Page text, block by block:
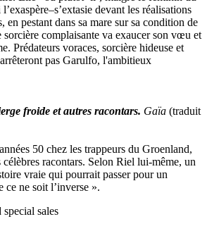
devant les réalisations
en pestant dans sa mare sur sa condition de
sorcière complaisante va exaucer son vœu et
Prédateurs voraces, sorcière hideuse et
pas Garulfo, l'ambitieux
froide et autres racontars. Gaïa (traduit
50 chez les trappeurs du Groenland,
racontars. Selon Riel lui-même, un
vraie qui pourrait passer pour un
ce ne soit l’inverse ».
sales